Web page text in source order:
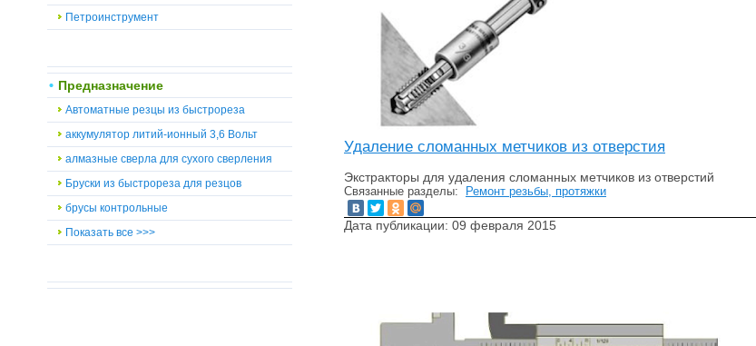
Петроинструмент
Предназначение
Автоматные резцы из быстрореза
аккумулятор литий-ионный 3,6 Вольт
алмазные сверла для сухого сверления
Бруски из быстрореза для резцов
брусы контрольные
Показать все >>>
Удаление сломанных метчиков из отверстия
Экстракторы для удаления сломанных метчиков из отверстий
Связанные разделы: Ремонт резьбы, протяжки
Дата публикации: 09 февраля 2015